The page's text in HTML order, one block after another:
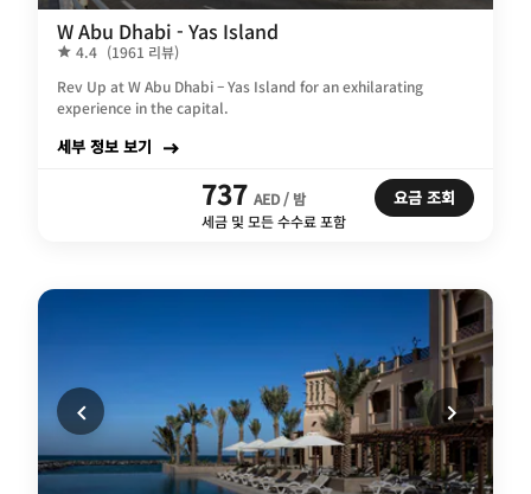
W Abu Dhabi - Yas Island
4.4 (1961 리뷰)
Rev Up at W Abu Dhabi – Yas Island for an exhilarating
experience in the capital.
세부 정보 보기
737 AED / 밤
세금 및 모든 수수료 포함
요금 조회